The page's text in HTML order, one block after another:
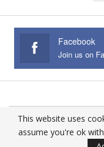
Facebook
©
This website uses
assume you're ok